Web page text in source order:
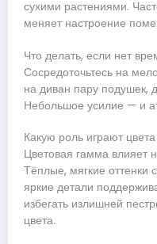
сухими растениями.
меняет настроение
Что делать, если нет
Сосредоточьтесь на
на диван пару подушек,
Небольшое усилие — и
Какую роль играют
Цветовая гамма влияет
Тёплые, мягкие оттенки
яркие детали
избегать излишней
цвета.